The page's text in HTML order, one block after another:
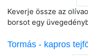
Keverje össze az
borsot egy
Tormás - kapros